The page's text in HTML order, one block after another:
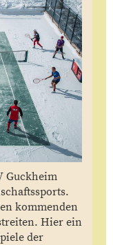
Guckheim
kommenden
Hier ein
der